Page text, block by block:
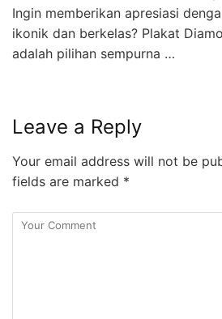
Ingin memberikan apresiasi
ikonik dan berkelas? Plakat
adalah pilihan sempurna …
Leave a Reply
Your email address will not be
fields are marked *